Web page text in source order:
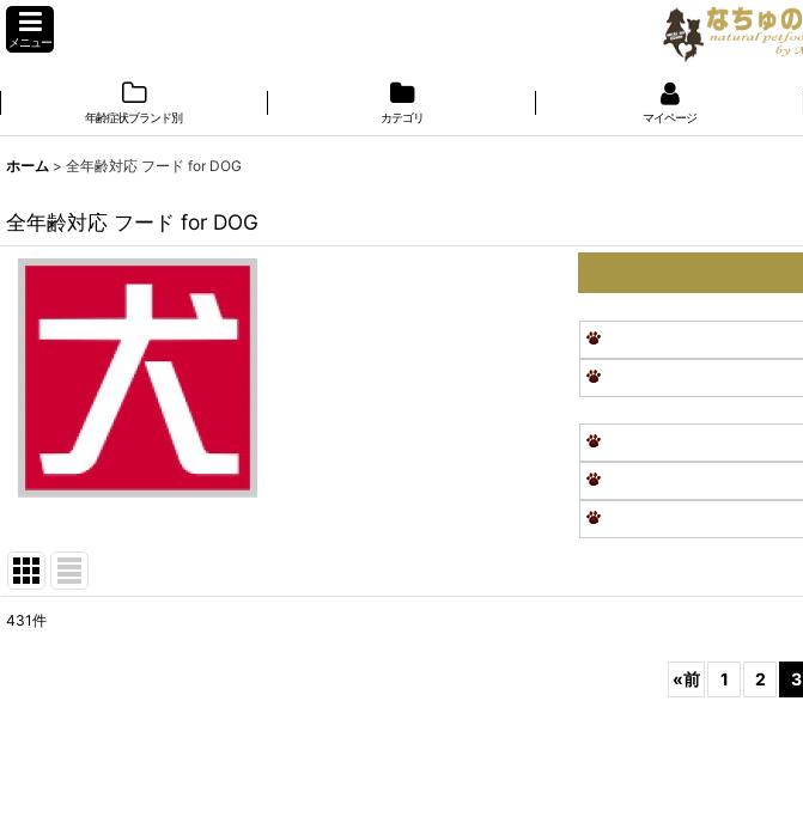
メニュー
年齢症状ブランド別 カテゴリ マイページ
ホーム > 全年齢対応 フード for DOG
全年齢対応 フード for DOG
431件
«前 1 2 3